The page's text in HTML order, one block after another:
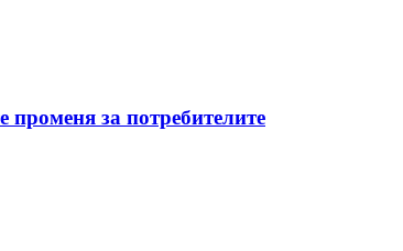
променя за потребителите